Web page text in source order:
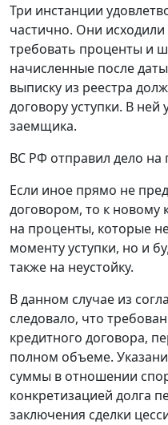
Три инстанции
частично. Они
требовать проценты и
начисленные после
выписку из реестра
договору уступки. В ней
заемщика.
ВС РФ отправил дело на
Если иное прямо не
договором, то к новому
на проценты, которые
моменту уступки, но и
также на неустойку.
В данном случае из
следовало, что
кредитного договора,
полном объеме.
суммы в отношении
конкретизацией долга
заключения сделки